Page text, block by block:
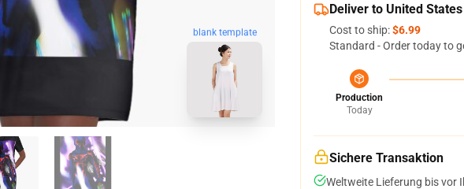
blank template
Deliver to United States
Cost to ship:$6.99
Standard - Order today to
Production
Today
Sichere Transaktion
Weltweite Lieferung bis vor